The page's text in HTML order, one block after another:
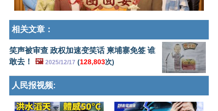
相关文章：
笑声被审查 政权加速变笑话 柬埔寨免签 谁
敢去！
🖼️ 2025/12/17 (128,803次)
人民报视频: